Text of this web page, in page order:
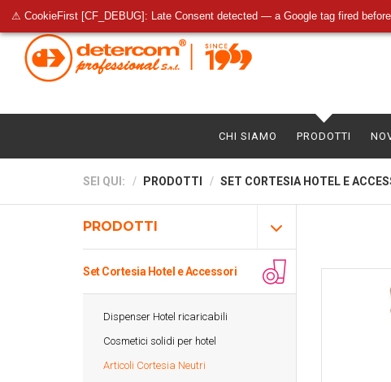
⚠ CookieFirst [CF_DEBUG]: Late Consent detected — a Google tag fired
CHI SIAMO PRODOTTI
SEI QUI: PRODOTTI SET CORTESIA HOTEL E
PRODOTTI
Set Cortesia Hotel e Accessori
Dispenser Hotel ricaricabili
Cosmetici solidi per hotel
Articoli Cortesia Neutri